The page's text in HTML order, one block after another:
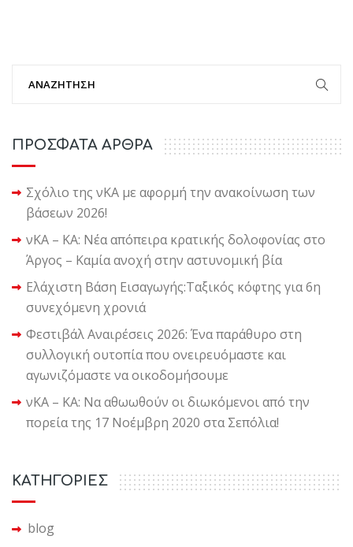
ΠΡΟΣΦΑΤΑ ΑΡΘΡΑ
Σχόλιο της νΚΑ με αφορμή την ανακοίνωση των
βάσεων 2026!
νΚΑ – ΚΑ: Νέα απόπειρα κρατικής δολοφονίας στο
Άργος – Καμία ανοχή στην αστυνομική βία
Ελάχιστη Βάση Εισαγωγής:Ταξικός κόφτης για 6η
συνεχόμενη χρονιά
Φεστιβάλ Αναιρέσεις 2026: Ένα παράθυρο στη
συλλογική ουτοπία που ονειρευόμαστε και
αγωνιζόμαστε να οικοδομήσουμε
νΚΑ – ΚΑ: Να αθωωθούν οι διωκόμενοι από την
πορεία της 17 Νοέμβρη 2020 στα Σεπόλια!
KΑΤΗΓΟΡΙΕΣ
blog